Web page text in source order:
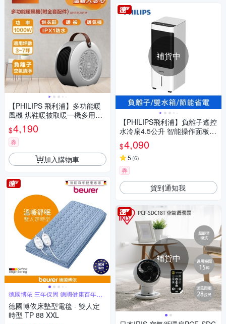
【PHILIPS 飛利浦】多功能暖
風機 烘鞋暖被取暖一機多用AH
R3124FM
$4,190
券
加入購物車
德國博依 三年保固 德國健康百年品
牌
德國博依床墊型電毯 - 雙人定
時型 TP 88 XXL
補貨中
【PHILIPS飛利浦】負離子遙控
水冷扇4.5公升 智能操作面板 A
CR2122C
$4,090
5 (6)
券
貨到通知我
補貨中